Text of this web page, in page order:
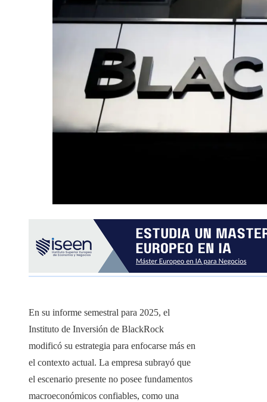
En su informe semestral para 2025, el
Instituto de Inversión de BlackRock
modificó su estrategia para enfocarse más en
el contexto actual. La empresa subrayó que
el escenario presente no posee fundamentos
macroeconómicos confiables, como una